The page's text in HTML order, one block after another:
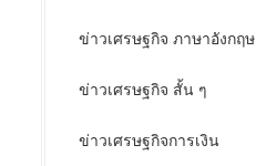
ข่าวเศรษฐกิจ ภาษาอังกฤษ
ข่าวเศรษฐกิจ สั้น ๆ
ข่าวเศรษฐกิจการเงิน